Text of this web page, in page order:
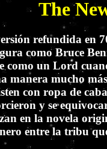
The
refundida en
como Bruce
un Lord
manera mucho
con ropa de
y se
en la novela
entre la tribu